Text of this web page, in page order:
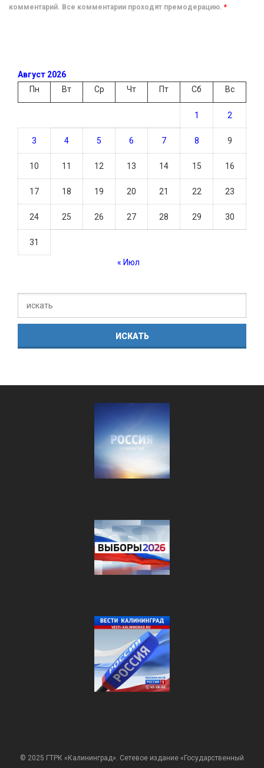
комментарий. Все комментарии проходят премодерацию. *
Август 2026
Пн
Вт Ср Чт Пт Сб Вс
1 2
3 4 5 6 7 8 9
10 11 12 13 14 15 16
17 18 19 20 21 22 23
24 25 26 27 28 29 30
31
« Июл
© 2025 ГТРК «Калининград». Сетевое издание «Государственный